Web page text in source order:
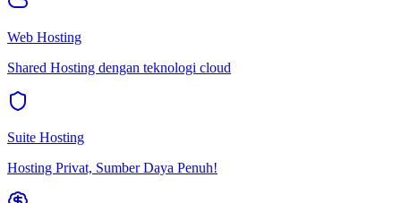
Web Hosting
Shared Hosting dengan teknologi cloud
Suite Hosting
Hosting Privat, Sumber Daya Penuh!